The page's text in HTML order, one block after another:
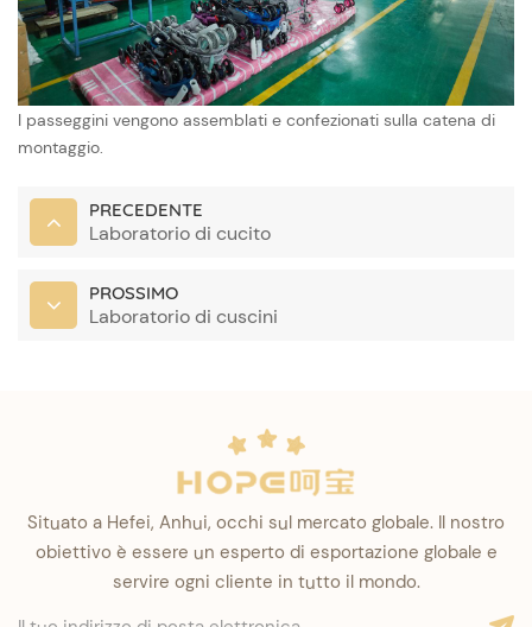
I passeggini vengono assemblati e confezionati sulla catena di
montaggio.
PRECEDENTE
Laboratorio di cucito
PROSSIMO
Laboratorio di cuscini
Situato a Hefei, Anhui, occhi sul mercato globale. Il nostro
obiettivo è essere un esperto di esportazione globale e
servire ogni cliente in tutto il mondo.